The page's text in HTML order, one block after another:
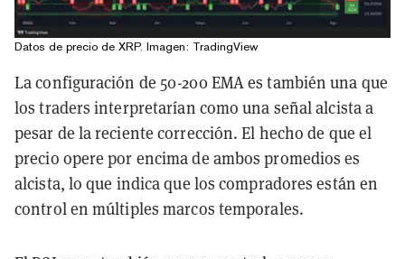
Datos de precio de XRP. Imagen: TradingView
La configuración de 50-200 EMA es también una que
los traders interpretarían como una señal alcista a
pesar de la reciente corrección. El hecho de que el
precio opere por encima de ambos promedios es
alcista, lo que indica que los compradores están en
control en múltiples marcos temporales.